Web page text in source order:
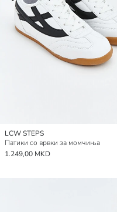
LCW STEPS
Патики со врвки за момчиња
1.249,00 MKD